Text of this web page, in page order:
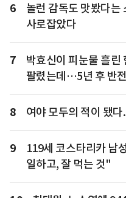
6
놀런 감독도 맛봤다는
사로잡았다
7
박효신이 피눈물 흘린
팔렸는데…5년 후 반전
8 여야 모두의 적이 됐
9
119세 코스타리카 남
일하고, 잘 먹는 것"